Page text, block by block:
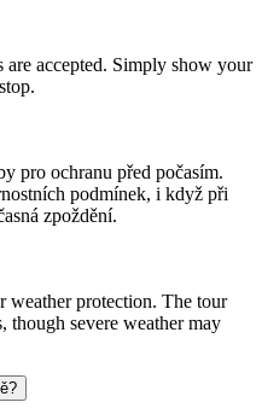
accepted. Simply show your
pro ochranu před počasím.
podmínek, i když při
zpoždění.
weather protection. The tour
though severe weather may